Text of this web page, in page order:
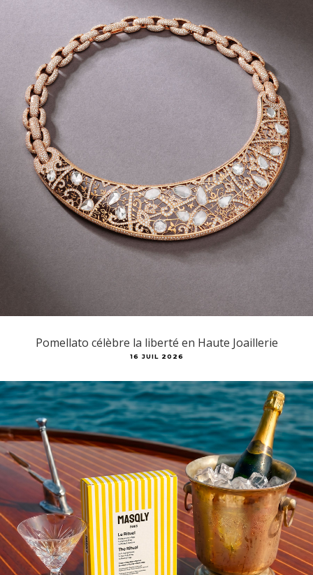
Pomellato célèbre la liberté en Haute Joaillerie
16 JUIL 2026